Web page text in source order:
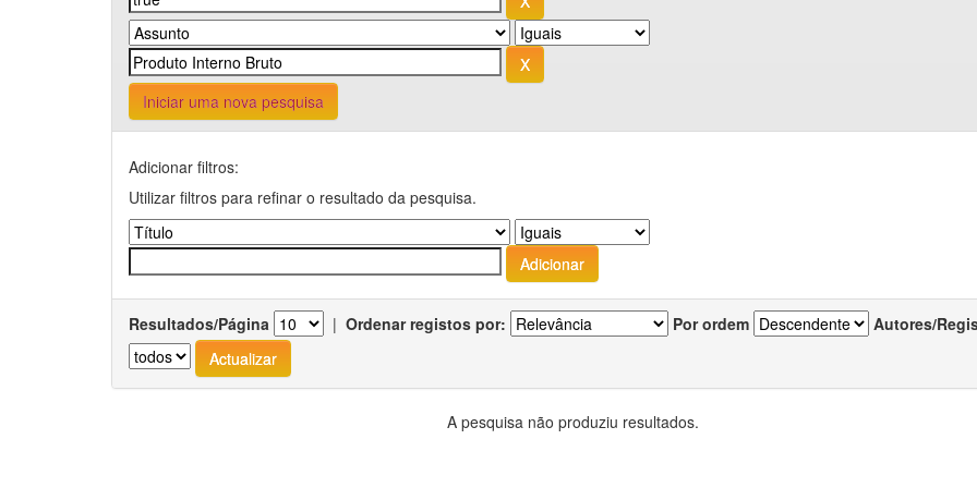
Iniciar uma nova pesquisa
Adicionar filtros:
Utilizar filtros para refinar o resultado da pesquisa.
Resultados/Página | Ordenar registos por: Por ordem Autores/
A pesquisa não produziu resultados.